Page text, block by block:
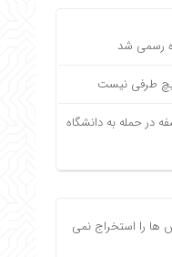
رسمی شد
طرفی نیست
حمله به دانشگاه
ها را استخراج نمی